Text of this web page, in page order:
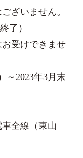
ざいません。
了）
受けできませ
～2023年3月末
全線（東山